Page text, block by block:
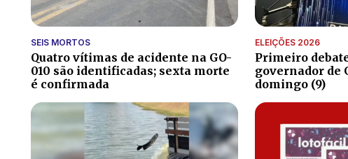
SEIS MORTOS
Quatro vítimas de acidente na GO-
010 são identificadas; sexta morte
é confirmada
ELEIÇÕES 2026
Primeiro
governador de
domingo (9)